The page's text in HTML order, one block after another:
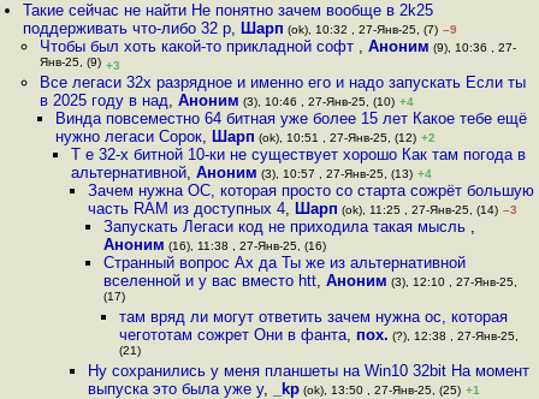
Такие сейчас не найти Не понятно зачем вообще в 2k25
поддерживать что-либо 32 р, Шарп (ok), 10:32 , 27-Янв-25, (7) –9
Чтобы был хоть какой-то прикладной софт , Аноним (9), 10:36 , 27-
Янв-25, (9) +3
Все легаси 32х разрядное и именно его и надо запускать Если ты
в 2025 году в над, Аноним (3), 10:46 , 27-Янв-25, (10) +4
Винда повсеместно 64 битная уже более 15 лет Какое тебе ещё
нужно легаси Сорок, Шарп (ok), 10:51 , 27-Янв-25, (12) +2
Т е 32-х битной 10-ки не существует хорошо Как там погода в
альтернативной,Аноним (3), 10:57 , 27-Янв-25, (13) +4
Зачем нужна ОС, которая просто со старта сожрёт большую
часть RAM из доступных 4, Шарп (ok), 11:25 , 27-Янв-25, (14) –3
Запускать Легаси код не приходила такая мысль ,
Аноним (16), 11:38 , 27-Янв-25, (16)
Странный вопрос Ах да Ты же из альтернативной
вселенной и у вас вместо htt, Аноним (3), 12:10 , 27-Янв-25,
(17)
там вряд ли могут ответить зачем нужна ос, которая
чегототам сожрет Они в фанта, пох. (?), 12:38 , 27-Янв-25,
(21)
Ну сохранились у меня планшеты на Win10 32bit На момент
выпуска это была уже у, _kp(ok), 13:50 , 27-Янв-25, (25) +1